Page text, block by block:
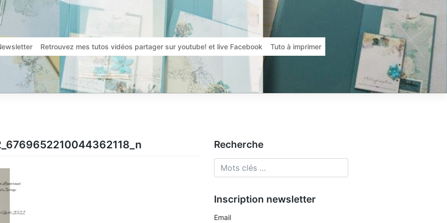
Retrouvez mes tutos vidéos partager sur youtube! et live Facebook Tuto à imprimer
Recherche
Inscription newsletter
Email